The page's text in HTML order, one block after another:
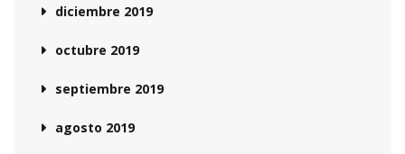
diciembre 2019
octubre 2019
septiembre 2019
agosto 2019